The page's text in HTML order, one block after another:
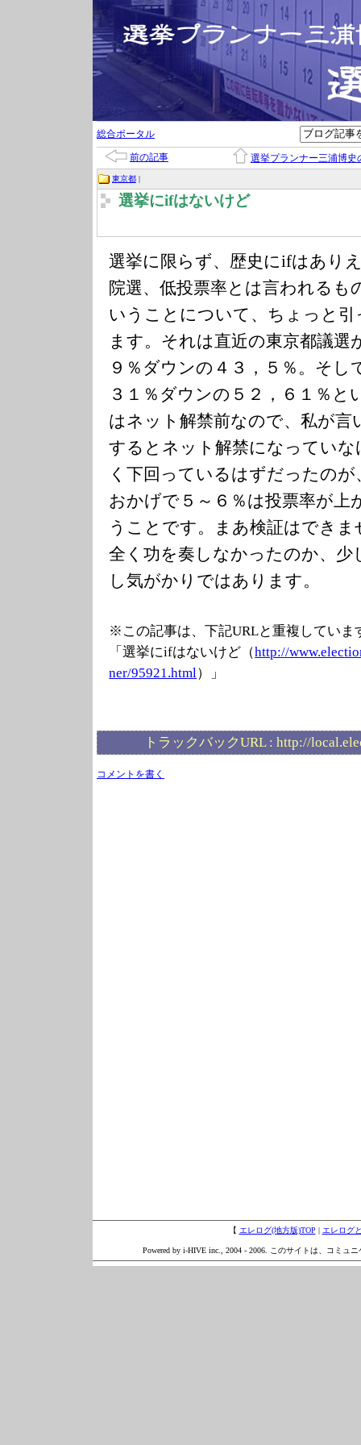
総合ポータル
前の記事 選挙プランナー三浦博史
東京都 |
選挙にifはないけど
選挙に限らず、歴史にifはあり
院選、低投票率とは言われるも
いうことについて、ちょっと
ます。それは直近の東京都議選
９％ダウンの４３，５％。そし
３１％ダウンの５２，６１％と
はネット解禁前なので、私が
するとネット解禁になってい
く下回っているはずだったの
おかげで５～６％は投票率が上
うことです。まあ検証はでき
全く功を奏しなかったのか、少
し気がかりではあります。
※この記事は、下記URLと重複していま
「選挙にifはないけど（http://www.elec
ner/95921.html ）」
トラックバックURL : http://
コメントを書く
【 エレログ(地方版)TOP | エレログ
Powered by i-HIVE inc., 2004 - 2006. このサイトは、コミュ